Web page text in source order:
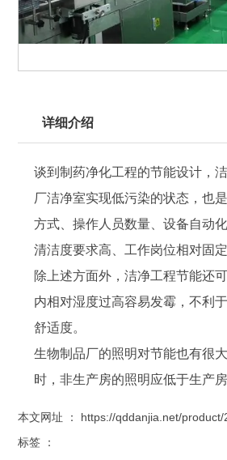
详细介绍
谈到制药净化工程的节能设计，
厂洁净室实现低污染的状态，也
方式、操作人员数量、设备自动
清洁度要求高、工作岗位相对固
除上述方面外，洁净工程节能还
内相对湿度过高容易发霉，不利
舒适度。
生物制品厂的照明对节能也有很
时，非生产房的照明应低于生产
本文网址 ： https://qddanjia.net/product/
标签 ：